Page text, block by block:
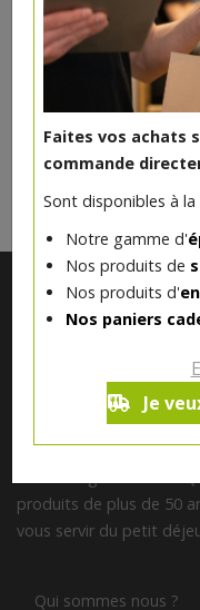
Faites vos achats
commande
Sont disponibles à la
Notre gamme d'
Nos produits de
Nos produits d'
Nos paniers
Je
Produit
DANS LA
produits de plus de 50
vous servir du petit
Qui sommes nous ?